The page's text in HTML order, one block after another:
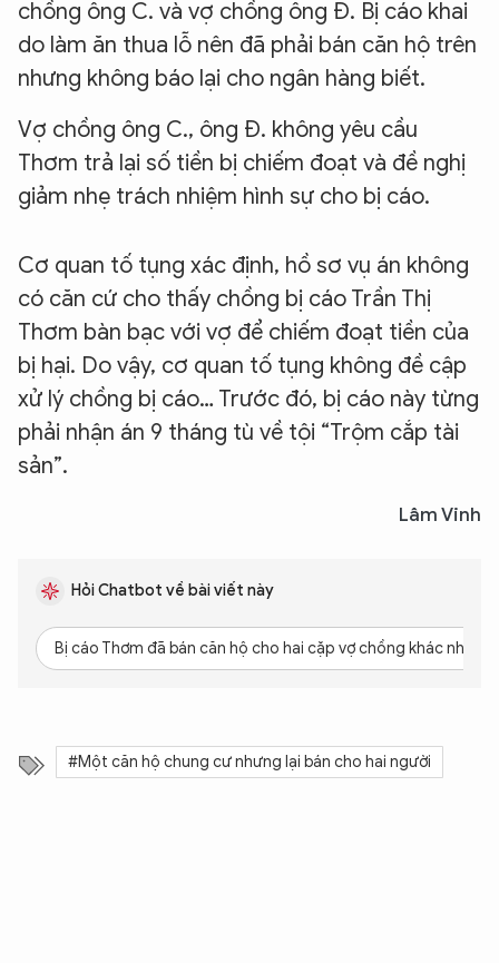
chồng ông C. và vợ chồng ông Đ. Bị cáo khai
do làm ăn thua lỗ nên đã phải bán căn hộ trên
nhưng không báo lại cho ngân hàng biết.
Vợ chồng ông C., ông Đ. không yêu cầu
Thơm trả lại số tiền bị chiếm đoạt và đề nghị
giảm nhẹ trách nhiệm hình sự cho bị cáo.
Cơ quan tố tụng xác định, hồ sơ vụ án không
có căn cứ cho thấy chồng bị cáo Trần Thị
Thơm bàn bạc với vợ để chiếm đoạt tiền của
bị hại. Do vậy, cơ quan tố tụng không đề cập
xử lý chồng bị cáo… Trước đó, bị cáo này từng
phải nhận án 9 tháng tù về tội “Trộm cắp tài
sản”.
Lâm Vinh
Hỏi Chatbot về bài viết này
Bị cáo Thơm đã bán căn hộ cho hai cặp vợ chồng khác nhau?
#Một căn hộ chung cư nhưng lại bán cho hai người